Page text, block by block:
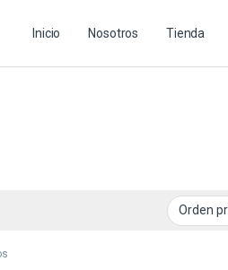
Inicio Nosotros Tienda